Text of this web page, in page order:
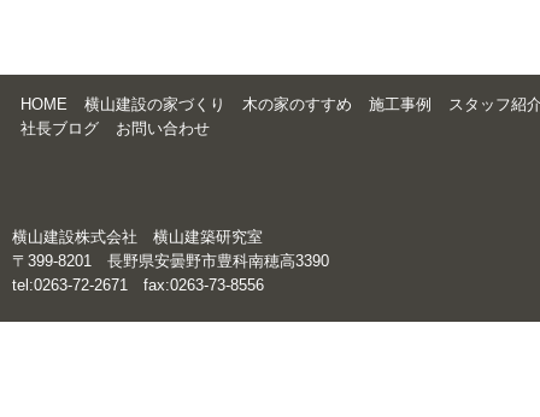
HOME 横山建設の家づくり 木の家のすすめ 施工事例
スタッフ紹
社長ブログ
お問い合わせ
横山建設株式会社 横山建築研究室
〒399-8201 長野県安曇野市豊科南穂高3390
tel:0263-72-2671 fax:0263-73-8556